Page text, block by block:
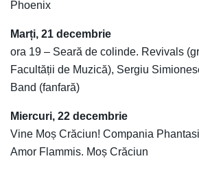
Phoenix
Marți, 21 decembrie
ora 19 – Seară de colinde. Revivals
Facultății de Muzică), Sergiu
Band (fanfară)
Miercuri, 22 decembrie
Vine Moș Crăciun! Compania
Amor Flammis. Moș Crăciun